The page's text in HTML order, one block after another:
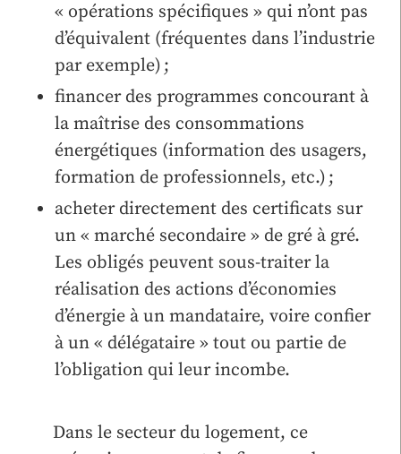
« opérations spécifiques » qui n’ont pas
d’équivalent (fréquentes dans l’industrie
par exemple) ;
financer des programmes concourant à
la maîtrise des consommations
énergétiques (information des usagers,
formation de professionnels, etc.) ;
acheter directement des certificats sur
un « marché secondaire » de gré à gré.
Les obligés peuvent sous-traiter la
réalisation des actions d’économies
d’énergie à un mandataire, voire confier
à un « délégataire » tout ou partie de
l’obligation qui leur incombe.
Dans le secteur du logement, ce